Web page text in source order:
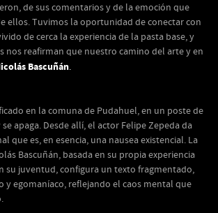
de sus comentarios y de la emoción que
ellos. Tuvimos la oportunidad de conectar con
de cerca la experiencia de la pasta base, y
nos reafirman que nuestro camino del arte y en
Bascuñán.
en la comuna de Pudahuel, en un poste de
apaga. Desde allí, el actor Felipe Zepeda da
que es, en esencia, una nausea existencial. La
Bascuñán, basada en su propia experiencia
su juventud, configura un texto fragmentado,
y egomaníaco, reflejando el caos mental que